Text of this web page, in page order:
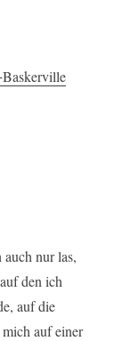
nur las,
den ich
auf die
auf einer